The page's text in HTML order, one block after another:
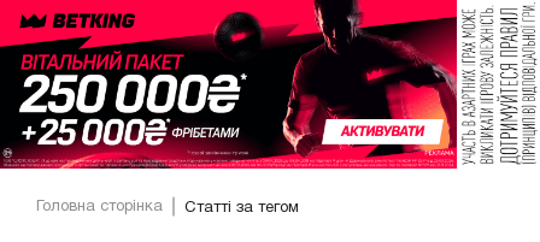
Головна сторінка Статті за тегом